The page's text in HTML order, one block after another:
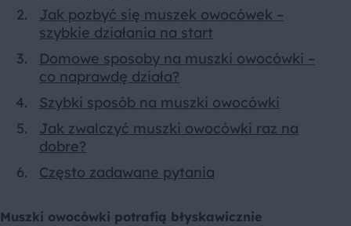
Jak pozbyć się muszek owocówek –
szybkie działania na start
Domowe sposoby na muszki owocówki –
co naprawdę działa?
Szybki sposób na muszki owocówki
Jak zwalczyć muszki owocówki raz na
dobre?
Często zadawane pytania
Muszki owocówki potrafią błyskawicznie